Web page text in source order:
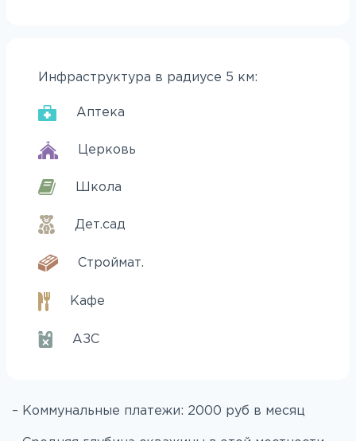
Инфраструктура в радиусе 5 км:
Аптека
Церковь
Школа
Дет.сад
Строймат.
Кафе
АЗС
– Коммунальные платежи: 2000 руб в месяц